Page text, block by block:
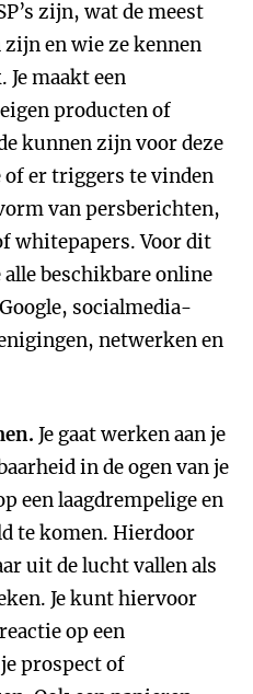
zijn, wat de meest
en wie ze kennen
maakt een
producten of
kunnen zijn voor deze
er triggers te vinden
van persberichten,
whitepapers. Voor dit
beschikbare online
socialmedia-
netwerken en
Je gaat werken aan je
in de ogen van je
een laagdrempelige en
te komen. Hierdoor
uit de lucht vallen als
Je kunt hiervoor
op een
prospect of